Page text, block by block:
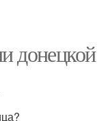
донецкой